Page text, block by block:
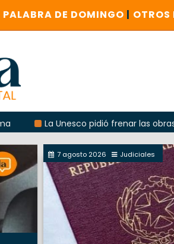
PALABRA DE DOMINGO | OTROS
La Unesco pidió frenar las obras del
7 agosto 2026 Judiciales